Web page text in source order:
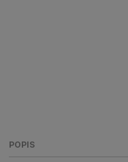
POPIS